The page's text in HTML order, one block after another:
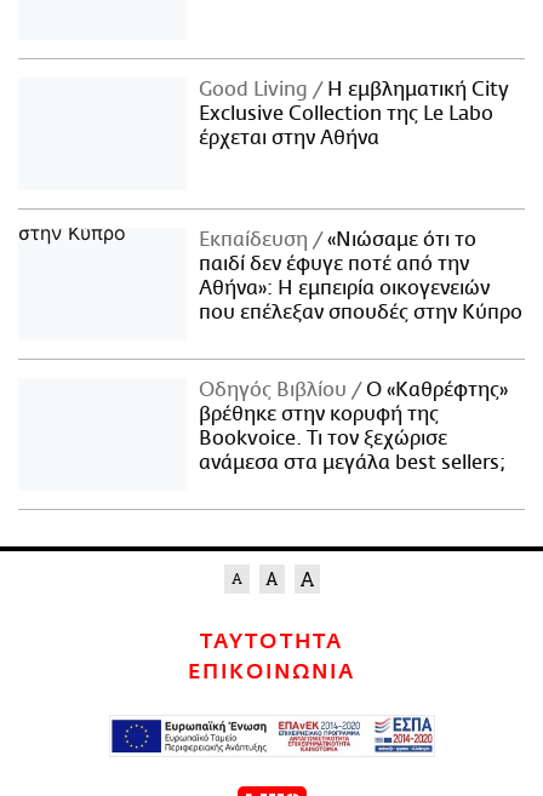
Good Living
Η εμβληματική City
Exclusive Collection της Le Labo
έρχεται στην Αθήνα
Εκπαίδευση
«Νιώσαμε ότι το
παιδί δεν έφυγε ποτέ από την
Αθήνα»: Η εμπειρία οικογενειών
που επέλεξαν σπουδές στην Κύπρο
Οδηγός Βιβλίου
Ο «Καθρέφτης»
βρέθηκε στην κορυφή της
Bookvoice. Τι τον ξεχώρισε
ανάμεσα στα μεγάλα best sellers;
ΤΑΥΤΟΤΗΤΑ
ΕΠΙΚΟΙΝΩΝΙΑ